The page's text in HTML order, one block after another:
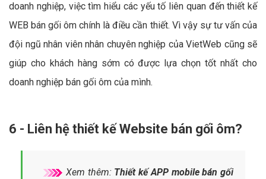
doanh nghiệp, việc tìm hiểu các yếu tố liên quan đến thiết kế
WEB bán gối ôm chính là điều cần thiết. Vì vậy sự tư vấn của
đội ngũ nhân viên nhân chuyên nghiệp của VietWeb cũng sẽ
giúp cho khách hàng sớm có được lựa chọn tốt nhất cho
doanh nghiệp bán gối ôm của mình.
6 - Liên hệ thiết kế Website bán gối ôm?
Xem thêm: Thiết kế APP mobile bán gối